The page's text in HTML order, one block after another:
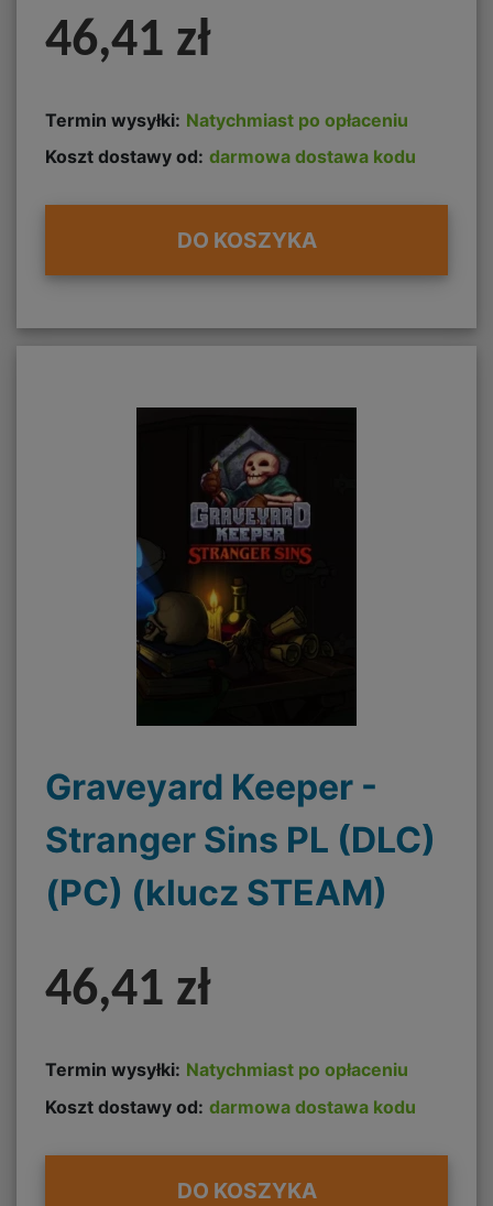
46,41 zł
Termin wysyłki: Natychmiast po opłaceniu
Koszt dostawy od: darmowa dostawa kodu
DO KOSZYKA
Graveyard Keeper -
Stranger Sins PL (DLC)
(PC) (klucz STEAM)
46,41 zł
Termin wysyłki: Natychmiast po opłaceniu
Koszt dostawy od: darmowa dostawa kodu
DO KOSZYKA